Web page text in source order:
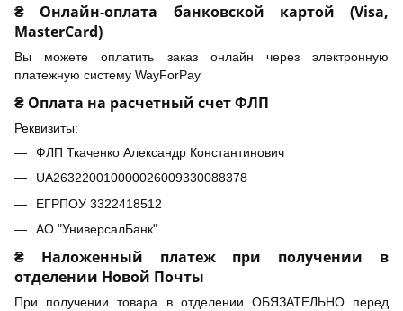
₴ Онлайн-оплата банковской картой (Visa,
MasterCard)
Вы можете оплатить заказ онлайн через электронную
платежную систему WayForPay
₴ Оплата на расчетный счет ФЛП
Реквизиты:
ФЛП Ткаченко Александр Константинович
UA263220010000026009330088378
ЕГРПОУ 3322418512
АО "УниверсалБанк"
₴ Наложенный платеж при получении в
отделении Новой Почты
При получении товара в отделении ОБЯЗАТЕЛЬНО перед